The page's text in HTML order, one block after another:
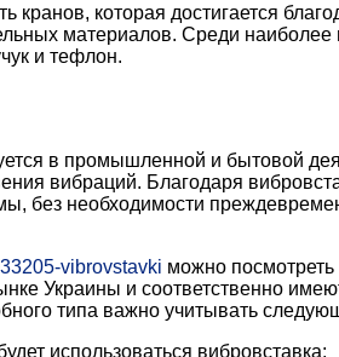
кранов, которая достигается
материалов. Среди
и тефлон.
в промышленной и бытовой
вибраций. Благодаря
без необходимости
vibrovstavki можно посмотреть
Украины и соответственно
типа важно учитывать
использоваться вибровставка;